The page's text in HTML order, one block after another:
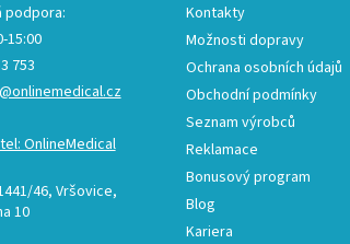
podpora:
15:00
753
OnlineMedical
46, Vršovice,
10
Kontakty
Možnosti dopravy
Ochrana osobních údajů
Obchodní podmínky
Seznam výrobců
Reklamace
Bonusový program
Blog
Kariera